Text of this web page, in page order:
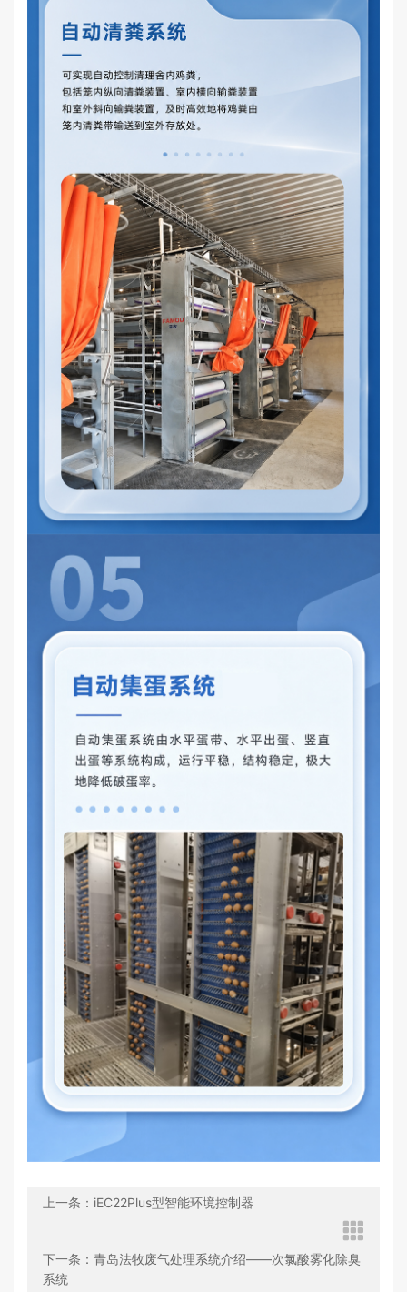
上一条：iEC22Plus型智能环境控制器
下一条：青岛法牧废气处理系统介绍——次氯酸雾化除臭
系统